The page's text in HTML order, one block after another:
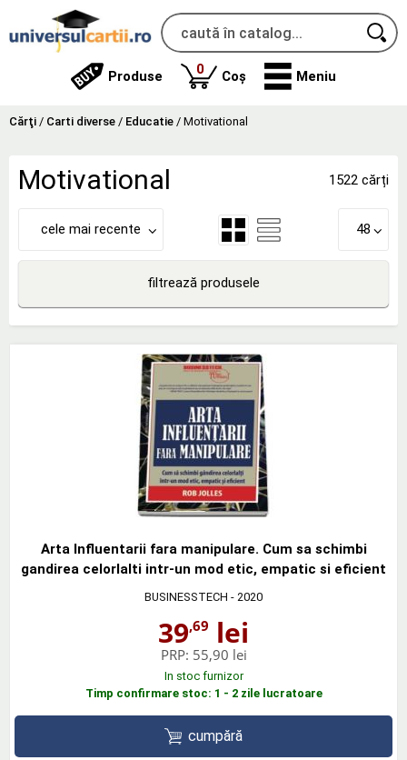
Produse 0produse
Coș Meniu
Cărţi / Carti diverse / Educatie / Motivational
Motivational 1522 cărți
cele mai recente 48
filtrează produsele
Arta Influentarii fara manipulare. Cum sa schimbi
gandirea celorlalti intr-un mod etic, empatic si eficient
BUSINESSTECH - 2020
39,69 lei
PRP: 55,90 lei
In stoc furnizor
Timp confirmare stoc: 1 - 2 zile lucratoare
cumpără